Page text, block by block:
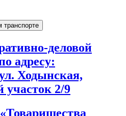
транспорте
деловой
адресу:
Ходынская,
участок 2/9